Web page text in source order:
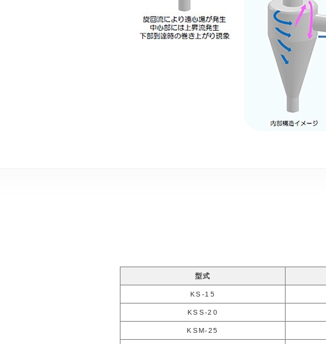
型式
KS-15
KSS-20
KSM-25